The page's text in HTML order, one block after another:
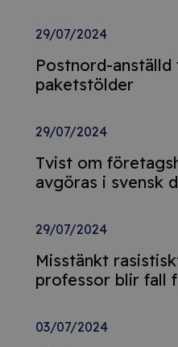
29/07/2024
Postnord-
paketstölder
29/07/2024
Tvist om
avgöras i svensk
29/07/2024
Misstänkt
professor blir fall
03/07/2024